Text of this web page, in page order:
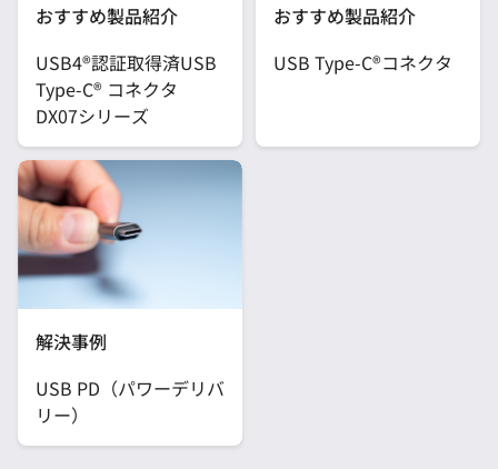
おすすめ製品紹介
USB4®認証取得済USB
Type-C® コネクタ
DX07シリーズ
おすすめ製品紹介
USB Type-C®コネクタ
解決事例
USB PD（パワーデリバ
リー）